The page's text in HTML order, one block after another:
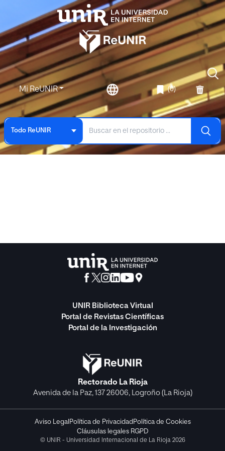
Mi ReUNIR (0)
Todo ReUNIR
UNIR Biblioteca Virtual
Portal de Revistas Científicas
Portal de la Investigación
Rectorado La Rioja
Avenida de la Paz, 137 26006, Logroño (La Rioja)
Aviso Legal Política de Privacidad Política de Cookies
Cláusulas legales RGPD
© UNIR - Universidad Internacional de La Rioja 2026